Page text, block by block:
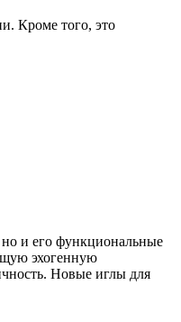
Кроме того, это
но и его функциональные
эхогенную
Новые иглы для